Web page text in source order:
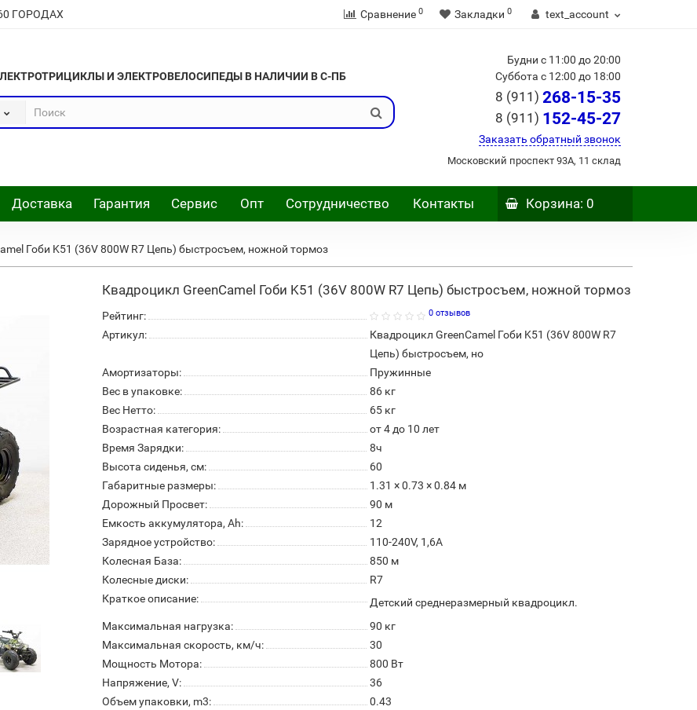
ГОРОДАХ Сравнение 0 Закладки 0 text_account
И ЭЛЕКТРОВЕЛОСИПЕДЫ В НАЛИЧИИ В С-ПБ
Будни с 11:00 до 20:00
Суббота с 12:00 до 18:00
8 (911) 268-15-35
8 (911) 152-45-27
Заказать обратный звонок
Московский проспект 93А, 11 склад
Доставка Гарантия Сервис Опт Сотрудничество Контакты Корзина: 0
Гоби K51 (36V 800W R7 Цепь) быстросъем, ножной тормоз
Квадроцикл GreenCamel Гоби K51 (36V 800W R7 Цепь) быстросъем, ножной тормоз
Рейтинг: 0 отзывов
Артикул:
Квадроцикл GreenCamel Гоби K51 (36V 800W R7
Цепь) быстросъем, но
Амортизаторы:
Пружинные
Вес в упаковке:
86 кг
Вес Нетто:
65 кг
Возрастная категория:
от 4 до 10 лет
Время Зарядки:
8ч
Высота сиденья, см:
60
Габаритные размеры:
1.31 × 0.73 × 0.84 м
Дорожный Просвет:
90 м
Емкость аккумулятора, Ah:
12
Зарядное устройство:
110-240V, 1,6A
Колесная База:
850 м
Колесные диски:
R7
Краткое описание:
Детский среднеразмерный квадроцикл.
Максимальная нагрузка:
90 кг
Максимальная скорость, км/ч:
30
Мощность Мотора:
800 Вт
Напряжение, V:
36
Объем упаковки, m3:
0.43